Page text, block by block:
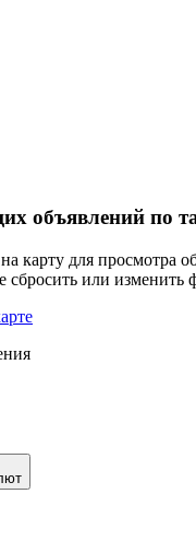
объявлений по
карту для просмотра
сбросить или изменить